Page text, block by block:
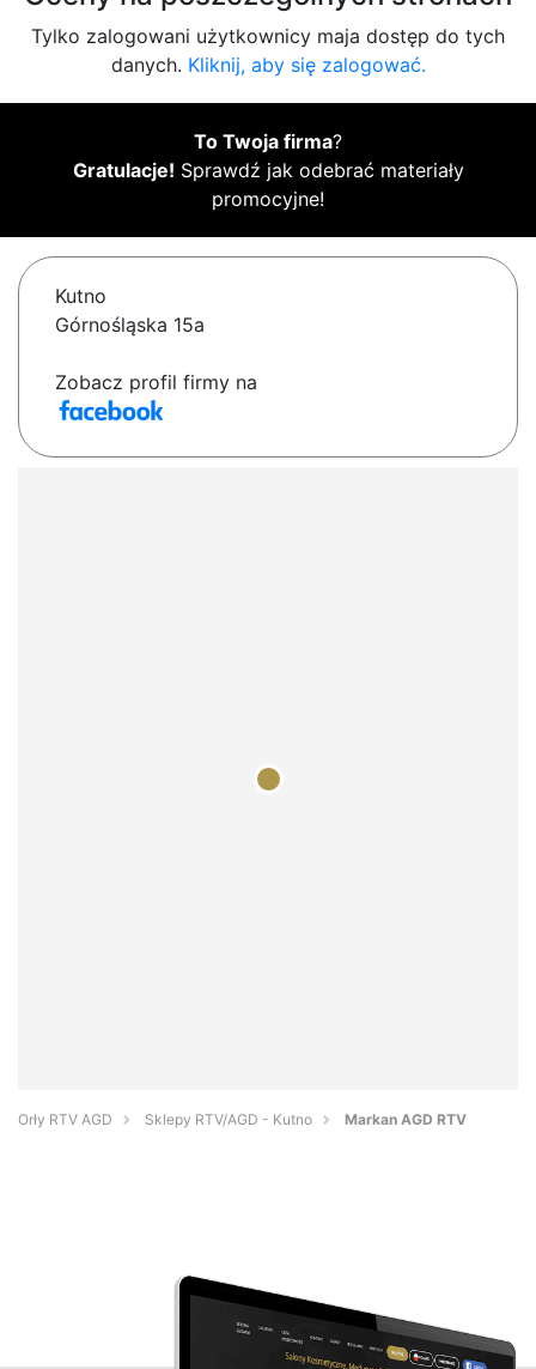
Tylko zalogowani użytkownicy maja dostęp do tych
danych. Kliknij, aby się zalogować.
To Twoja firma?
Gratulacje! Sprawdź jak odebrać materiały
promocyjne!
Kutno
Górnośląska 15a
Zobacz profil firmy na
Orły RTV AGD Sklepy RTV/AGD - Kutno Markan AGD RTV